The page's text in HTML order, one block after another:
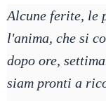
Alcune ferite, le
l'anima, che si
dopo ore,
siam pronti a